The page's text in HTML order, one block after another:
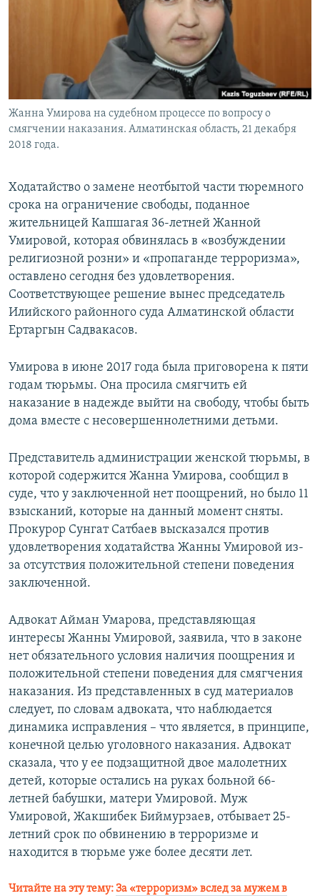
Жанна Умирова на судебном процессе по вопросу о
смягчении наказания. Алматинская область, 21 декабря
2018 года.
Ходатайство о замене неотбытой части тюремного
срока на ограничение свободы, поданное
жительницей Капшагая 36-летней Жанной
Умировой, которая обвинялась в «возбуждении
религиозной розни» и «пропаганде терроризма»,
оставлено сегодня без удовлетворения.
Соответствующее решение вынес председатель
Илийского районного суда Алматинской области
Ертаргын Садвакасов.
Умирова в июне 2017 года была приговорена к пяти
годам тюрьмы. Она просила смягчить ей
наказание в надежде выйти на свободу, чтобы быть
дома вместе с несовершеннолетними детьми.
Представитель администрации женской тюрьмы, в
которой содержится Жанна Умирова, сообщил в
суде, что у заключенной нет поощрений, но было 11
взысканий, которые на данный момент сняты.
Прокурор Сунгат Сатбаев высказался против
удовлетворения ходатайства Жанны Умировой из-
за отсутствия положительной степени поведения
заключенной.
Адвокат Айман Умарова, представляющая
интересы Жанны Умировой, заявила, что в законе
нет обязательного условия наличия поощрения и
положительной степени поведения для смягчения
наказания. Из представленных в суд материалов
следует, по словам адвоката, что наблюдается
динамика исправления – что является, в принципе,
конечной целью уголовного наказания. Адвокат
сказала, что у ее подзащитной двое малолетних
детей, которые остались на руках больной 66-
летней бабушки, матери Умировой. Муж
Умировой, Жакшибек Биймурзаев, отбывает 25-
летний срок по обвинению в терроризме и
находится в тюрьме уже более десяти лет.
Читайте на эту тему: За «терроризм» вслед за мужем в